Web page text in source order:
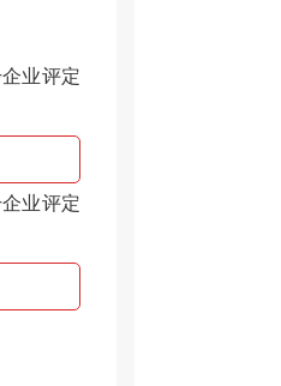
业评定
业评定